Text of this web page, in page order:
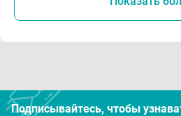
Подписывайтесь, чтобы